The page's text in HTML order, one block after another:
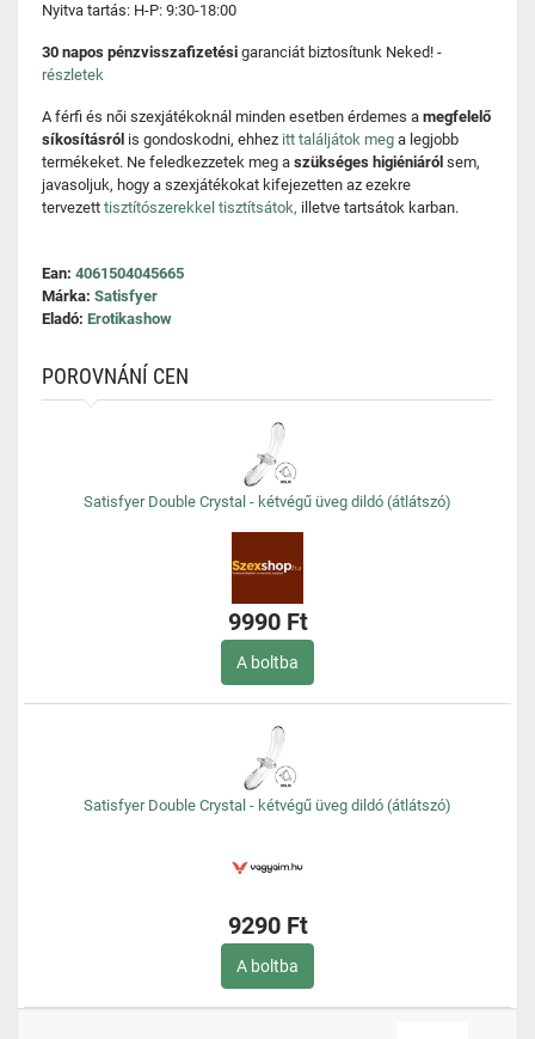
Nyitva tartás: H-P: 9:30-18:00
30 napos pénzvisszafizetési garanciát biztosítunk Neked! -
részletek
A férfi és női szexjátékoknál minden esetben érdemes a megfelelő
síkosításról is gondoskodni, ehhez itt találjátok meg a legjobb
termékeket. Ne feledkezzetek meg a szükséges higiéniáról sem,
javasoljuk, hogy a szexjátékokat kifejezetten az ezekre
tervezett tisztítószerekkel tisztítsátok, illetve tartsátok karban.
Ean: 4061504045665
Márka: Satisfyer
Eladó: Erotikashow
POROVNÁNÍ CEN
Satisfyer Double Crystal - kétvégű üveg dildó (átlátszó)
9990 Ft
A boltba
Satisfyer Double Crystal - kétvégű üveg dildó (átlátszó)
9290 Ft
A boltba